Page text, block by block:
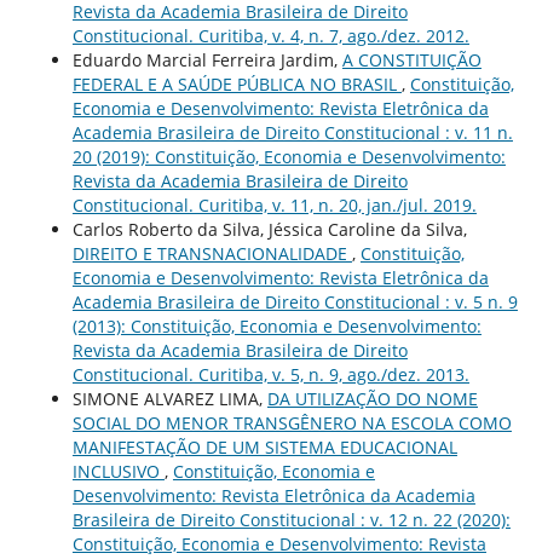
Revista da Academia Brasileira de Direito
Constitucional. Curitiba, v. 4, n. 7, ago./dez. 2012.
Eduardo Marcial Ferreira Jardim, A CONSTITUIÇÃO
FEDERAL E A SAÚDE PÚBLICA NO BRASIL , Constituição,
Economia e Desenvolvimento: Revista Eletrônica da
Academia Brasileira de Direito Constitucional : v. 11 n.
20 (2019): Constituição, Economia e Desenvolvimento:
Revista da Academia Brasileira de Direito
Constitucional. Curitiba, v. 11, n. 20, jan./jul. 2019.
Carlos Roberto da Silva, Jéssica Caroline da Silva,
DIREITO E TRANSNACIONALIDADE , Constituição,
Economia e Desenvolvimento: Revista Eletrônica da
Academia Brasileira de Direito Constitucional : v. 5 n. 9
(2013): Constituição, Economia e Desenvolvimento:
Revista da Academia Brasileira de Direito
Constitucional. Curitiba, v. 5, n. 9, ago./dez. 2013.
SIMONE ALVAREZ LIMA, DA UTILIZAÇÃO DO NOME
SOCIAL DO MENOR TRANSGÊNERO NA ESCOLA COMO
MANIFESTAÇÃO DE UM SISTEMA EDUCACIONAL
INCLUSIVO , Constituição, Economia e
Desenvolvimento: Revista Eletrônica da Academia
Brasileira de Direito Constitucional : v. 12 n. 22 (2020):
Constituição, Economia e Desenvolvimento: Revista